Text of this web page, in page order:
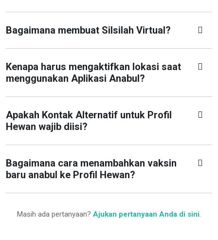
Bagaimana membuat Silsilah Virtual?
Kenapa harus mengaktifkan lokasi saat
menggunakan Aplikasi Anabul?
Apakah Kontak Alternatif untuk Profil
Hewan wajib diisi?
Bagaimana cara menambahkan vaksin
baru anabul ke Profil Hewan?
Masih ada pertanyaan? Ajukan pertanyaan Anda di sini.